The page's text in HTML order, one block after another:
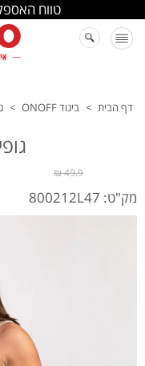
החלפה
דף הבית > ביגוד ONOFF >
49.9 ₪
מק"ט: 800212L47